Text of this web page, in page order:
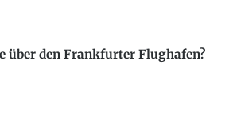
über den Frankfurter Flughafen?